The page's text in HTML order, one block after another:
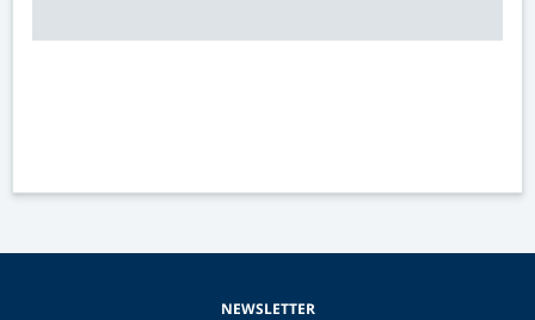
NEWSLETTER